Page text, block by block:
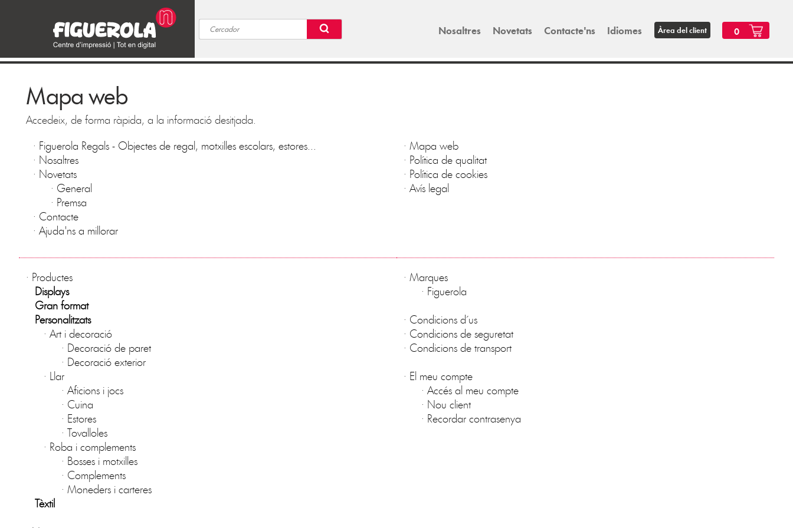
Nosaltres Novetats Contacte'ns Idiomes Àrea del client 0
Mapa web
Accedeix, de forma ràpida, a la informació desitjada.
· Figuerola Regals - Objectes de regal, motxilles escolars, estores...
· Nosaltres
· Novetats
· General
· Premsa
· Contacte
·Ajuda'ns a millorar
· Mapa web
· Política de qualitat
· Política de cookies
· Avís legal
· Productes
Displays
Gran format
Personalitzats
·Art i decoració
· Decoració de paret
· Decoració exterior
· Llar
·Aficions i jocs
· Cuina
· Estores
·Tovalloles
· Roba i complements
· Bosses i motxilles
· Complements
·Moneders i carteres
Tèxtil
· Marques
· Figuerola
· Condicions d´us
· Condicions de seguretat
· Condicions de transport
· El meu compte
· Accés al meu compte
· Nou client
· Recordar contrasenya